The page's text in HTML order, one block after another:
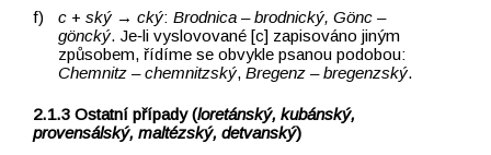
c +ský→ cký:Brodnica –⁠⁠⁠⁠⁠⁠⁠⁠⁠⁠⁠⁠⁠⁠⁠⁠⁠⁠⁠⁠⁠⁠⁠⁠⁠⁠⁠⁠⁠⁠⁠⁠⁠⁠⁠⁠⁠⁠⁠⁠⁠⁠⁠⁠⁠⁠⁠⁠⁠⁠⁠⁠⁠⁠⁠⁠⁠⁠⁠⁠⁠⁠ brodnický, Gönc –⁠⁠⁠⁠⁠⁠⁠⁠⁠⁠⁠⁠⁠⁠⁠⁠⁠⁠⁠⁠⁠⁠⁠⁠⁠⁠⁠⁠⁠⁠⁠⁠⁠⁠⁠⁠⁠⁠⁠⁠⁠⁠⁠⁠⁠⁠⁠⁠⁠⁠⁠⁠⁠⁠⁠⁠⁠⁠⁠⁠⁠⁠
göncký. Je‑li vyslovované [c] zapisováno jiným
způsobem, řídíme se obvykle psanou podobou:
Chemnitz –⁠⁠⁠⁠⁠⁠⁠⁠⁠⁠⁠⁠⁠⁠⁠⁠⁠⁠⁠⁠⁠⁠⁠⁠⁠⁠⁠⁠⁠⁠⁠⁠⁠⁠⁠⁠⁠⁠⁠⁠⁠⁠⁠⁠⁠⁠⁠⁠⁠⁠⁠⁠⁠⁠⁠⁠⁠⁠⁠⁠⁠⁠ chemnitzský,Bregenz –⁠⁠⁠⁠⁠⁠⁠⁠⁠⁠⁠⁠⁠⁠⁠⁠⁠⁠⁠⁠⁠⁠⁠⁠⁠⁠⁠⁠⁠⁠⁠⁠⁠⁠⁠⁠⁠⁠⁠⁠⁠⁠⁠⁠⁠⁠⁠⁠⁠⁠⁠⁠⁠⁠⁠⁠⁠⁠⁠⁠⁠⁠ bregenzský.
Ostatní případy (loretánský, kubánský,
provensálský, maltézský, detvanský)